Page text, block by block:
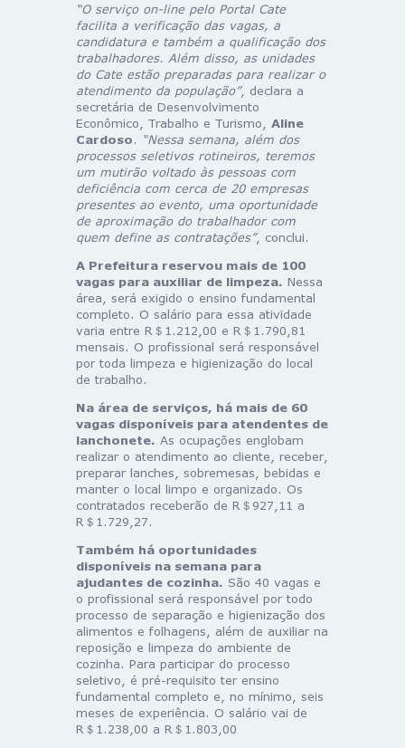
“O serviço on-line pelo Portal Cate
facilita a verificação das vagas, a
candidatura e também a qualificação dos
trabalhadores. Além disso, as unidades
do Cate estão preparadas para realizar o
atendimento da população”, declara a
secretária de Desenvolvimento
Econômico, Trabalho e Turismo, Aline
Cardoso. “Nessa semana, além dos
processos seletivos rotineiros, teremos
um mutirão voltado às pessoas com
deficiência com cerca de 20 empresas
presentes ao evento, uma oportunidade
de aproximação do trabalhador com
quem define as contratações”, conclui.
A Prefeitura reservou mais de 100
vagas para auxiliar de limpeza. Nessa
área, será exigido o ensino fundamental
completo. O salário para essa atividade
varia entre R＄1.212,00 e R＄1.790,81
mensais. O profissional será responsável
por toda limpeza e higienização do local
de trabalho.
Na área de serviços, há mais de 60
vagas disponíveis para atendentes de
lanchonete. As ocupações englobam
realizar o atendimento ao cliente, receber,
preparar lanches, sobremesas, bebidas e
manter o local limpo e organizado. Os
contratados receberão de R＄927,11 a
R＄1.729,27.
Também há oportunidades
disponíveis na semana para
ajudantes de cozinha. São 40 vagas e
o profissional será responsável por todo
processo de separação e higienização dos
alimentos e folhagens, além de auxiliar na
reposição e limpeza do ambiente de
cozinha. Para participar do processo
seletivo, é pré-requisito ter ensino
fundamental completo e, no mínimo, seis
meses de experiência. O salário vai de
R＄1.238,00 a R＄1.803,00